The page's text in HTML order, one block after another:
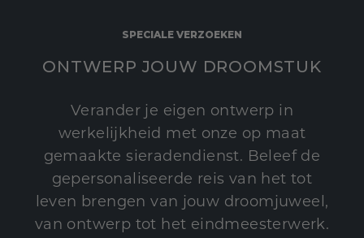
SPECIALE VERZOEKEN
ONTWERP JOUW DROOMSTUK
Verander je eigen ontwerp in
werkelijkheid met onze op maat
gemaakte sieradendienst. Beleef de
gepersonaliseerde reis van het tot
leven brengen van jouw droomjuweel,
van ontwerp tot het eindmeesterwerk.